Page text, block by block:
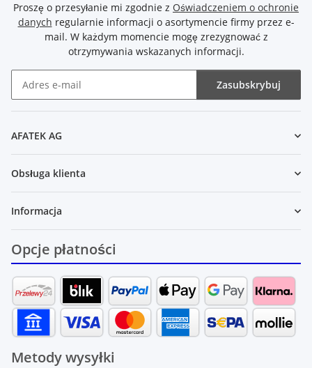
Proszę o przesyłanie mi zgodnie z Oświadczeniem o ochronie
danych regularnie informacji o asortymencie firmy przez e-
mail. W każdym momencie mogę zrezygnować z
otrzymywania wskazanych informacji.
Zasubskrybuj
AFATEK AG
Obsługa klienta
Informacja
Opcje płatności
Metody wysyłki